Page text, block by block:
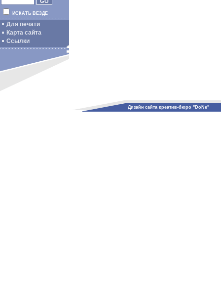
ИСКАТЬ ВЕЗДЕ
Для печати
Карта сайта
Ссылки
Дизайн сайта креатив-бюро "DoNe"